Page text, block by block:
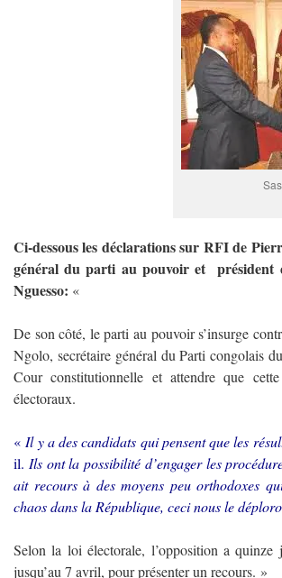
Ci-dessous les déclarations sur RFI de
général du parti au pouvoir et président
Nguesso: «
De son côté, le parti au pouvoir s’insurge
Ngolo, secrétaire général du Parti congolais
Cour constitutionnelle et attendre que
électoraux.
« Il y a des candidats qui pensent que les
il. Ils ont la possibilité d’engager les
ait recours à des moyens peu orthodoxes
chaos dans la République, ceci nous le
Selon la loi électorale, l’opposition a quinze
jusqu’au 7 avril, pour présenter un recours. »